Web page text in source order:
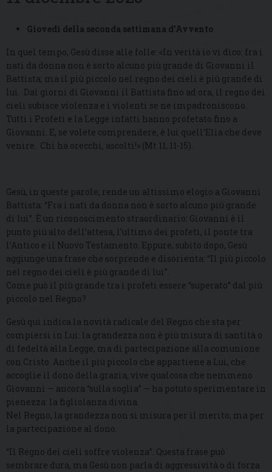
Giovedì della seconda settimana d’Avvento
In quel tempo, Gesù disse alle folle: «In verità io vi dico: fra i
nati da donna non è sorto alcuno più grande di Giovanni il
Battista; ma il più piccolo nel regno dei cieli è più grande di
lui. Dai giorni di Giovanni il Battista fino ad ora, il regno dei
cieli subisce violenza e i violenti se ne impadroniscono.
Tutti i Profeti e la Legge infatti hanno profetato fino a
Giovanni. E, se volete comprendere, è lui quell’Elìa che deve
venire. Chi ha orecchi, ascolti!» (Mt 11, 11-15).
Gesù, in queste parole, rende un altissimo elogio a Giovanni
Battista: “Fra i nati da donna non è sorto alcuno più grande
di lui”. È un riconoscimento straordinario: Giovanni è il
punto più alto dell’attesa, l’ultimo dei profeti, il ponte tra
l’Antico e il Nuovo Testamento. Eppure, subito dopo, Gesù
aggiunge una frase che sorprende e disorienta: “Il più piccolo
nel regno dei cieli è più grande di lui”.
Come può il più grande tra i profeti essere “superato” dal più
piccolo nel Regno?
Gesù qui indica la novità radicale del Regno che sta per
compiersi in Lui: la grandezza non è più misura di santità o
di fedeltà alla Legge, ma di partecipazione alla comunione
con Cristo. Anche il più piccolo che appartiene a Lui, che
accoglie il dono della grazia, vive qualcosa che nemmeno
Giovanni — ancora “sulla soglia” — ha potuto sperimentare in
pienezza: la figliolanza divina.
Nel Regno, la grandezza non si misura per il merito, ma per
la partecipazione al dono.
“Il Regno dei cieli soffre violenza”. Questa frase può
sembrare dura, ma Gesù non parla di aggressività o di forza